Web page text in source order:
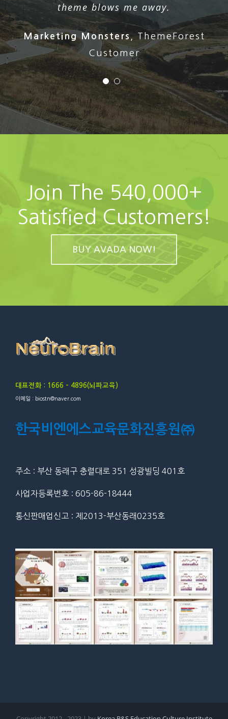
theme blows me away.
Marketing Monsters,ThemeForest
Customer
product.
Stephen Cronin,Envato Quality Team
Leader
Join The 540,000+
Satisfied Customers!
BUY AVADA NOW!
대표전화 : 1666 – 4896(뇌파교육)
이메일 : biostn@naver.com
한국비엔에스교육문화진흥원㈜
주소 : 부산 동래구 충렬대로 351 성광빌딩 401호
사업자등록번호 : 605-86-18444
통신판매업신고 : 제2013-부산동래0235호